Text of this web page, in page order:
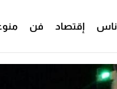
ناس إقتصاد فن